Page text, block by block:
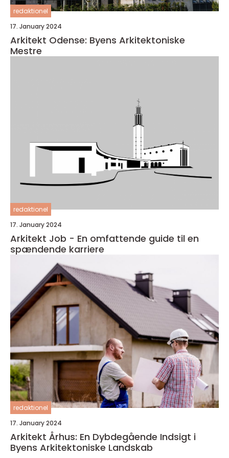
redaktionel
17. January 2024
Arkitekt Odense: Byens Arkitektoniske
Mestre
redaktionel
17. January 2024
Arkitekt Job - En omfattende guide til en
spændende karriere
redaktionel
17. January 2024
Arkitekt Århus: En Dybdegående Indsigt i
Byens Arkitektoniske Landskab